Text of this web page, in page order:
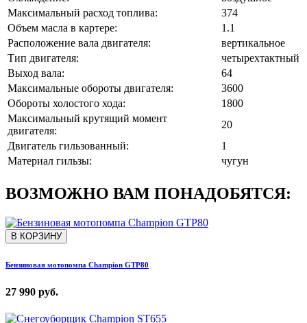
Максимальный расход топлива:
374
Объем масла в картере:
1.1
Расположение вала двигателя:
вертикальное
Тип двигателя:
четырехтактный
Выход вала:
64
Максимальные обороты двигателя:
3600
Обороты холостого хода:
1800
Максимальный крутящий момент
двигателя:
20
Двигатель гильзованный:
1
Материал гильзы:
чугун
ВОЗМОЖНО ВАМ ПОНАДОБЯТСЯ:
В КОРЗИНУ
Бензиновая мотопомпа Champion GTP80
27 990 руб.